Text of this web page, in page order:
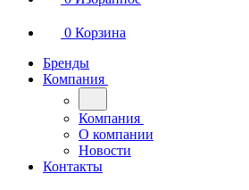
0 Корзина
Бренды
Компания
Компания
О компании
Новости
Контакты